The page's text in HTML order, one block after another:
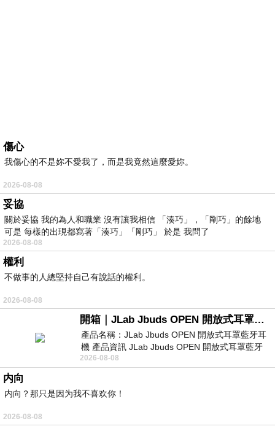
傷心
我傷心的不是妳不愛我了，而是我竟然這麼愛妳。
2026-08-08
妥協
關於妥協 我的為人和職業 沒有讓我相信 「湊巧」，「剛巧」的餘地
可是 每樣的出現都寫著「湊巧」「剛巧」 於是 我問了
2026-08-08
權利
不做事的人總堅持自己有說話的權利。
2026-08-08
開箱｜JLab Jbuds OPEN 開放式耳罩藍牙耳機 - 設計美學，輕巧、透氣、環境音全物理達成！
產品名稱：JLab Jbuds OPEN 開放式耳罩藍牙耳
機 產品資訊 JLab Jbuds OPEN 開放式耳罩藍牙
耳機評語：非常有特色，值得喜愛美型工
2026-08-08
内向
内向？那只是因为我不喜欢你！
2026-08-08